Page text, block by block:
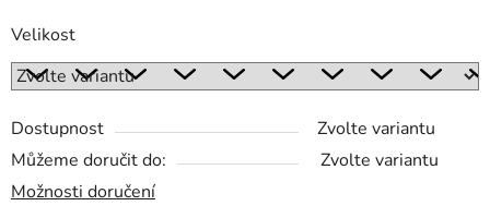
Velikost
Dostupnost
Zvolte variantu
Můžeme doručit do:
Zvolte variantu
Možnosti doručení